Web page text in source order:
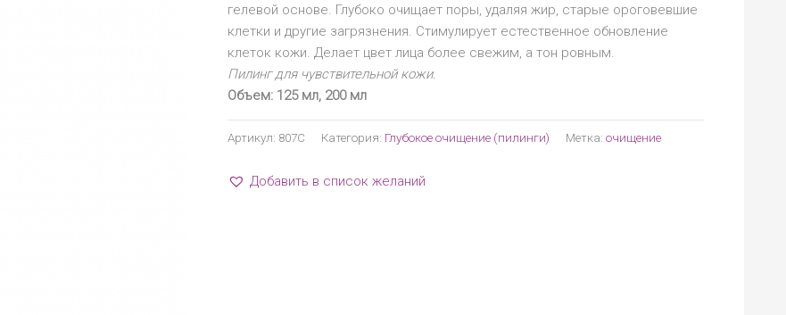
гелевой основе. Глубоко очищает поры, удаляя жир, старые ороговевшие
клетки и другие загрязнения. Стимулирует естественное обновление
клеток кожи. Делает цвет лица более свежим, а тон ровным.
Пилинг для чувствительной кожи.
Объем: 125 мл, 200 мл
Артикул: 807С Категория: Глубокое очищение (пилинги) Метка:очищение
Добавить в список желаний